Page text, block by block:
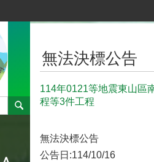
無法決標公告
114年0121等地震東山區
程等3件工程
無法決標公告
公告日:114/10/16